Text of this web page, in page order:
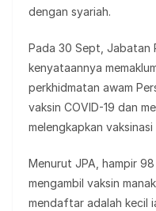
dengan syariah.
Pada 30 Sept, Jabatan
kenyataannya
perkhidmatan awam
vaksin COVID-19 dan
melengkapkan vaksinasi
Menurut JPA, hampir
mengambil vaksin
mendaftar adalah kecil